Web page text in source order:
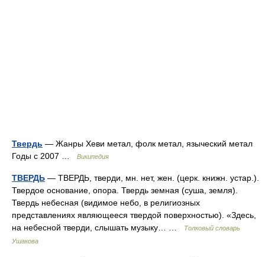
Твердь — Жанры Хеви метал, фолк метал, языческий метал
Годы с 2007 …
Википедия
ТВЕРДЬ — ТВЕРДЬ, тверди, мн. нет, жен. (церк. книжн. устар.).
Твердое основание, опора. Твердь земная (суша, земля).
Твердь небесная (видимое небо, в религиозных
представлениях являющееся твердой поверхностью). «Здесь,
на небесной тверди, слышать музыку… …
Толковый словарь
Ушакова